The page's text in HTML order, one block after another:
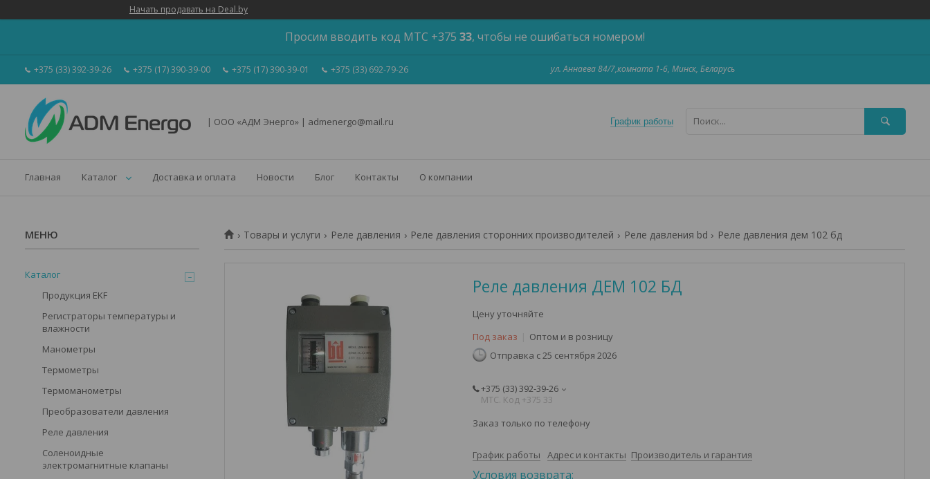
Начать продавать на Deal.by
Просим вводить код МТС +375 33, чтобы не ошибаться номером!
+375 (33) 392-39-26 +375 (17) 390-39-00 +375 (17) 390-39-01 +375 (33) 692-79-26 ул. Аннаева 84/7,комната 1-6, Минск, Беларусь
| ООО «АДМ Энерго» | admenergo@mail.ru График работы
Главная Каталог Доставка и оплата Новости Блог Контакты О компании
Товары и услуги Реле давления Реле давления сторонних производителей Реле давления bd Реле давления дем 102 бд
Реле давления ДЕМ 102 БД
Цену уточняйте
Под заказ
Оптом и в розницу
Отправка с 25 сентября 2026
+375 (33) 392-39-26
МТС. Код +375 33
Заказ только по телефону
График работы Адрес и контакты Производитель и гарантия
Каталог
Продукция EKF
Регистраторы температуры и
влажности
Манометры
Термометры
Термоманометры
Преобразователи давления
Реле давления
Соленоидные
электромагнитные клапаны